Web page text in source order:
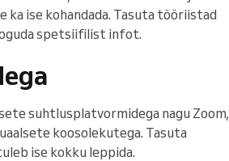
ka ise kohandada. Tasuta tööriistad
spetsiifilist infot.
suhtlusplatvormidega nagu Zoom,
koosolekutega. Tasuta
ise kokku leppida.